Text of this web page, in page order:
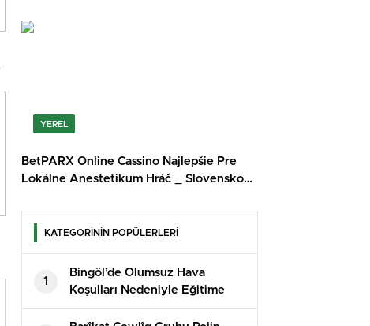
Casino
YEREL
BetPARX Online Cassino Najlepšie Pre
Lokálne Anestetikum Hráč _ Slovensko
KATEGORİNİN POPÜLERLERİ
1
Bingöl’de Olumsuz Hava
Koşulları Nedeniyle Eğitime
Ara Verildi